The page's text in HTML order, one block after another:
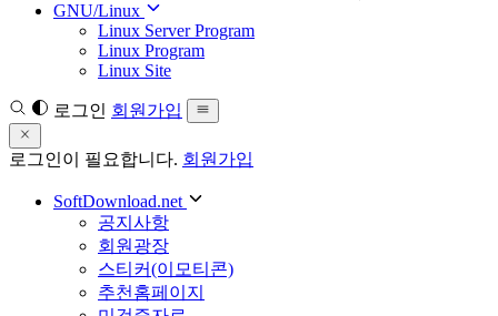
GNU/Linux
Linux Server Program
Linux Program
Linux Site
로그인 회원가입
로그인이 필요합니다. 회원가입
SoftDownload.net
공지사항
회원광장
스티커(이모티콘)
추천홈페이지